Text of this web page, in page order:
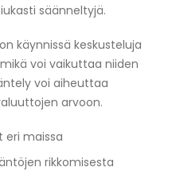
säänneltyjä.
käynnissä keskusteluja
voi vaikuttaa niiden
voi aiheuttaa
arvoon.
eri maissa
rikkomisesta